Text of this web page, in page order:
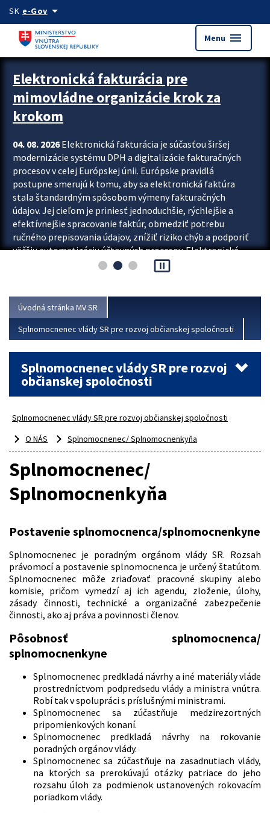
Preskocit na hlavný obsah
SK e-Govarrow_drop_down
Menu menu
Zastavit automatický posun upútavok
Elektronická fakturácia pre
mimovládne organizácie krok za
krokom
04. 08. 2026Elektronická fakturácia je súčasťou širšej
modernizácie systému DPH a digitalizácie fakturačných
procesov v celej Európskej únii. Európske pravidlá
postupne smerujú k tomu, aby sa elektronická faktúra
stala štandardným spôsobom výmeny fakturačných
údajov. Jej cieľom je priniesť jednoduchšie, rýchlejšie a
efektívnejšie spracovanie faktúr, obmedziť potrebu
ručného prepisovania údajov, znížiť riziko chýb a podporiť
väčšiu automatizáciu účtovných procesov. Elektronická
fakturácia preto nepredstavuje...
pause_presentation
Úvodná stránka MV SR
Splnomocnenec vlády SR pre rozvoj občianskej spoločnosti
Splnomocnenec vlády SR pre rozvoj
občianskej spoločnosti
Splnomocnenec vlády SR pre rozvoj občianskej spoločnosti
O NÁS
Splnomocnenec/ Splnomocnenkyňa
Splnomocnenec/
Splnomocnenkyňa
Postavenie splnomocnenca/splnomocnenkyne
Splnomocnenec je poradným orgánom vlády SR. Rozsah
právomocí a postavenie splnomocnenca je určený štatútom.
Splnomocnenec môže zriaďovať pracovné skupiny alebo
komisie, pričom vymedzí aj ich agendu, zloženie, úlohy,
zásady činnosti, technické a organizačné zabezpečenie
činnosti, ako aj práva a povinnosti členov.
Pôsobnosť splnomocnenca/
splnomocnenkyne
Splnomocnenec predkladá návrhy a iné materiály vláde
prostredníctvom podpredsedu vlády a ministra vnútra.
Robí tak v spolupráci s príslušnými ministrami.
Splnomocnenec sa zúčastňuje medzirezortných
pripomienkových konaní.
Splnomocnenec predkladá návrhy na rokovanie
poradných orgánov vlády.
Splnomocnenec sa zúčastňuje na zasadnutiach vlády,
na ktorých sa prerokúvajú otázky patriace do jeho
rozsahu úloh za podmienok ustanovených rokovacím
poriadkom vlády.